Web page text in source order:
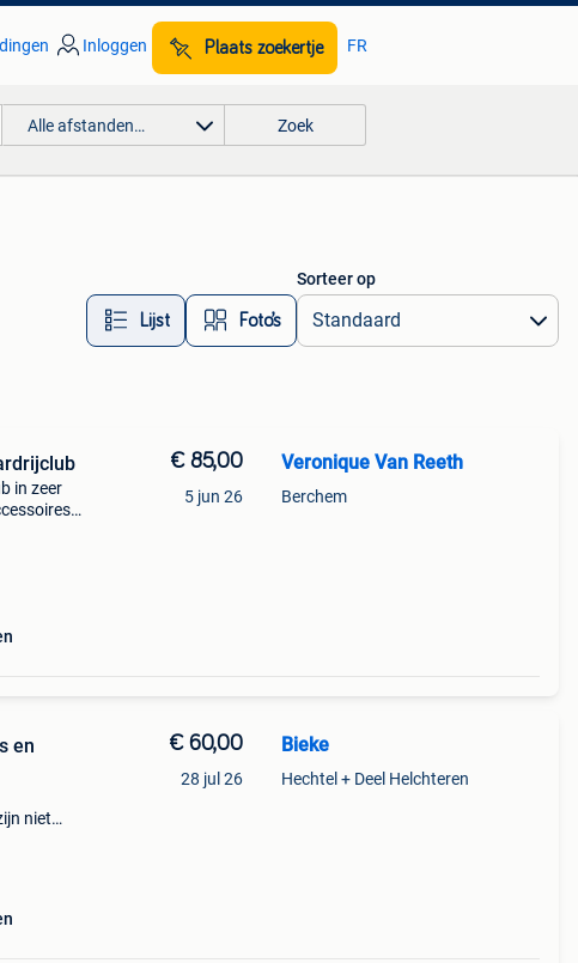
Inloggen Plaats zoekertje FR
Alle afstanden… Zoek
Lijst Foto’s
Sorteer op
in zeer
€ 85,00
5 jun 26
Veronique Van Reeth
Berchem
en
niet
€ 60,00
28 jul 26
Bieke
Hechtel + Deel Helchteren